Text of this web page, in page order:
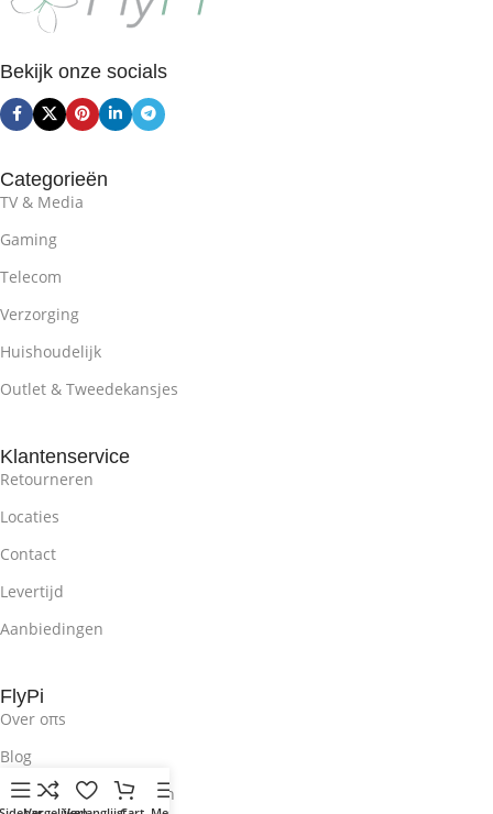
Bekijk onze socials
Categorieën
TV & Media
Gaming
Telecom
Verzorging
Huishoudelijk
Outlet & Tweedekansjes
Klantenservice
Retourneren
Locaties
Contact
Levertijd
Aanbiedingen
FlyPi
Over oπs
Blog
Algemene voorwaarden